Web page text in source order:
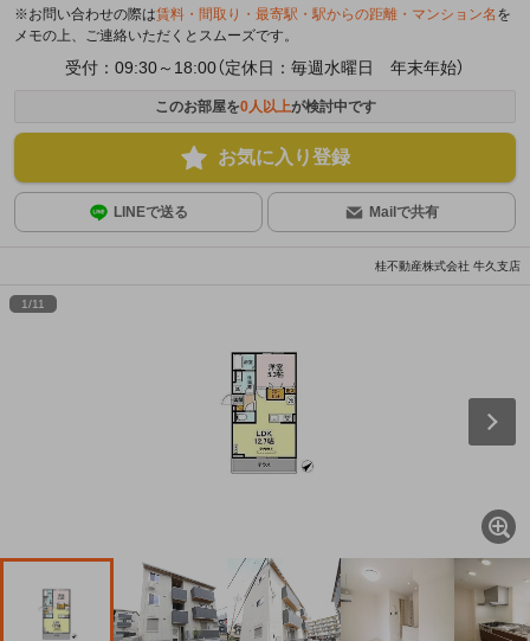
※お問い合わせの際は賃料・間取り・最寄駅・駅からの距離・マンション名 を
メモの上、ご連絡いただくとスムーズです。
受付：09:30～18:00（定休日：毎週水曜日 年末年始）
このお部屋を0人以上が検討中です
お気に入り登録
LINEで送る Mailで共有
桂不動産株式会社 牛久支店
1/11